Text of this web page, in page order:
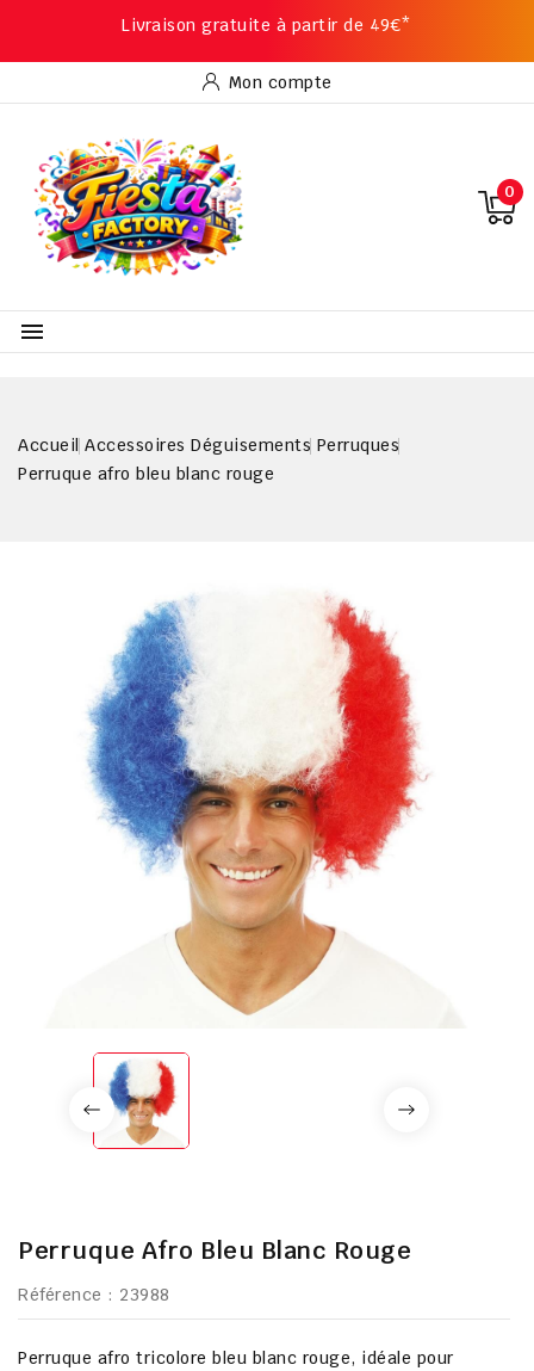
Livraison gratuite à partir de 49€*
Mon compte
0

Accueil Accessoires Déguisements Perruques
Perruque afro bleu blanc rouge
Perruque Afro Bleu Blanc Rouge
Référence : 23988
Perruque afro tricolore bleu blanc rouge, idéale pour